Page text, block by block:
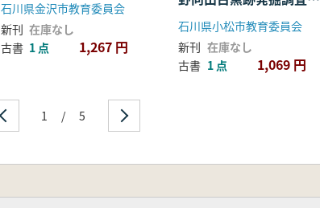
石川県金沢市教育委員会
新刊 在庫なし
古書 1 点 1,267 円
石川県小松市教育委員会
新刊 在庫なし
古書 1 点 1,069 円
1 / 5